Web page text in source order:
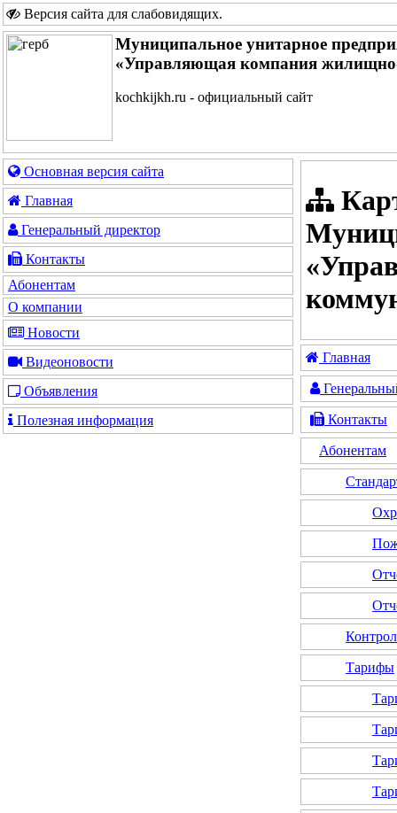
Версия сайта для слабовидящих.
Муниципальное унитарное
«Управляющая компания
kochkijkh.ru - официальный сайт
Основная версия сайта
Главная
Генеральный директор
Контакты
Абонентам
О компании
Новости
Видеоновости
Объявления
Полезная информация
Главная
Контакты
Абонентам
Тарифы